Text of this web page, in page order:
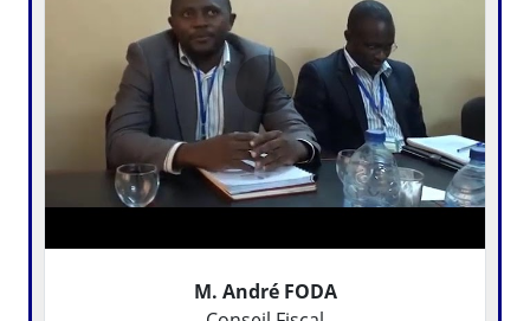
M. André FODA